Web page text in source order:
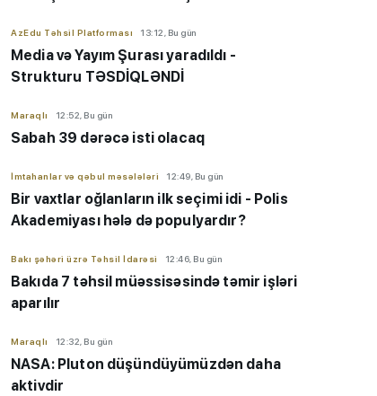
AzEdu Təhsil Platforması 13:12, Bu gün
Media və Yayım Şurası yaradıldı -
Strukturu TƏSDİQLƏNDİ
Maraqlı 12:52, Bu gün
Sabah 39 dərəcə isti olacaq
İmtahanlar və qəbul məsələləri 12:49, Bu gün
Bir vaxtlar oğlanların ilk seçimi idi - Polis
Akademiyası hələ də populyardır?
Bakı şəhəri üzrə Təhsil İdarəsi 12:46, Bu gün
Bakıda 7 təhsil müəssisəsində təmir işləri
aparılır
Maraqlı 12:32, Bu gün
NASA: Pluton düşündüyümüzdən daha
aktivdir